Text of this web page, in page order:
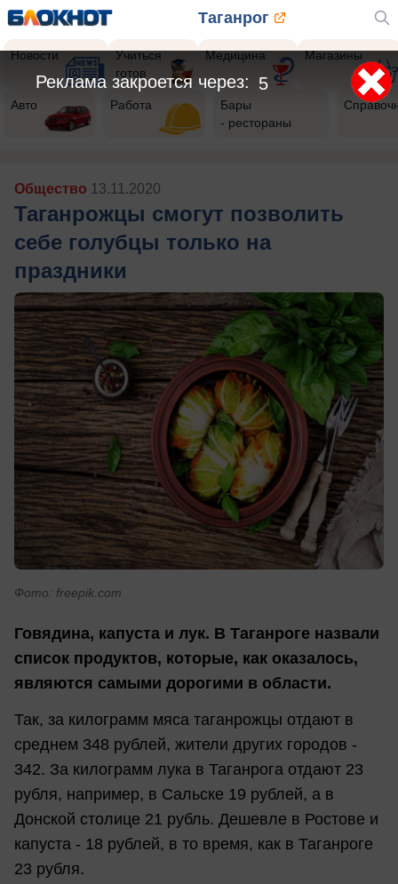
Таганрог
Новости
Учиться
готов
Медицина Магазины
Авто Работа
Бары
- рестораны
Общество 13.11.2020
Таганрожцы смогут позволить
себе голубцы только на
праздники
Фото: freepik.com
Говядина, капуста и лук. В Таганроге назвали
список продуктов, которые, как оказалось,
являются самыми дорогими в области.
Так, за килограмм мяса таганрожцы отдают в
среднем 348 рублей, жители других городов -
342. За килограмм лука в Таганрога отдают 23
рубля, например, в Сальске 19 рублей, а в
Донской столице 21 рубль. Дешевле в Ростове и
капуста - 18 рублей, в то время, как в Таганроге
23 рубля.
3
Реклама закроется через: